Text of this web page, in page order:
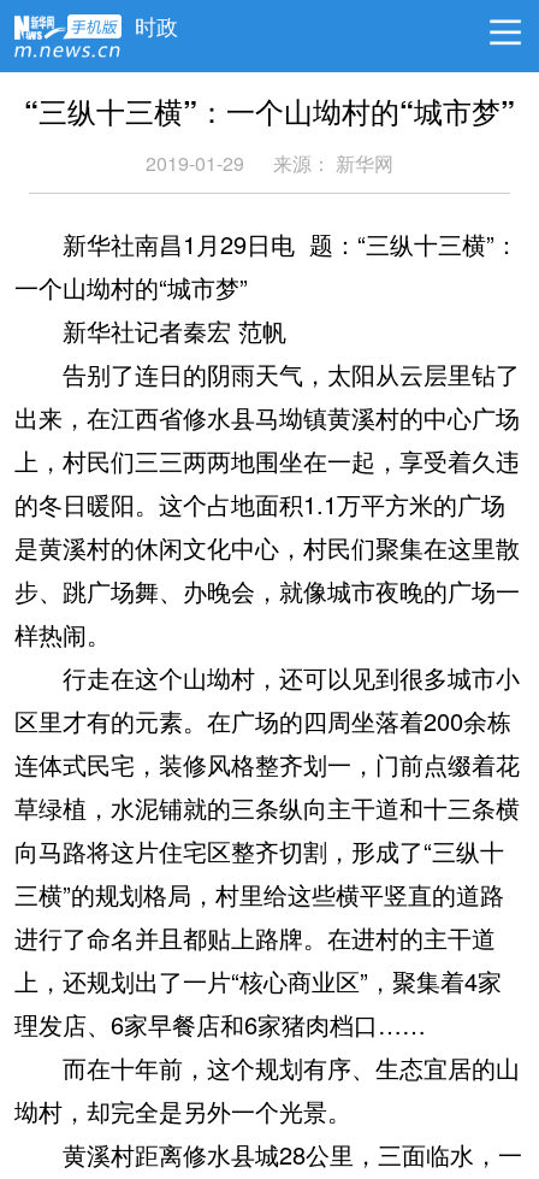
时政
“三纵十三横”：一个山坳村的“城市梦”
2019-01-29 来源： 新华网
新华社南昌1月29日电 题：“三纵十三横”：
一个山坳村的“城市梦”
新华社记者秦宏 范帆
告别了连日的阴雨天气，太阳从云层里钻了
出来，在江西省修水县马坳镇黄溪村的中心广场
上，村民们三三两两地围坐在一起，享受着久违
的冬日暖阳。这个占地面积1.1万平方米的广场
是黄溪村的休闲文化中心，村民们聚集在这里散
步、跳广场舞、办晚会，就像城市夜晚的广场一
样热闹。
行走在这个山坳村，还可以见到很多城市小
区里才有的元素。在广场的四周坐落着200余栋
连体式民宅，装修风格整齐划一，门前点缀着花
草绿植，水泥铺就的三条纵向主干道和十三条横
向马路将这片住宅区整齐切割，形成了“三纵十
三横”的规划格局，村里给这些横平竖直的道路
进行了命名并且都贴上路牌。在进村的主干道
上，还规划出了一片“核心商业区”，聚集着4家
理发店、6家早餐店和6家猪肉档口……
而在十年前，这个规划有序、生态宜居的山
坳村，却完全是另外一个光景。
黄溪村距离修水县城28公里，三面临水，一